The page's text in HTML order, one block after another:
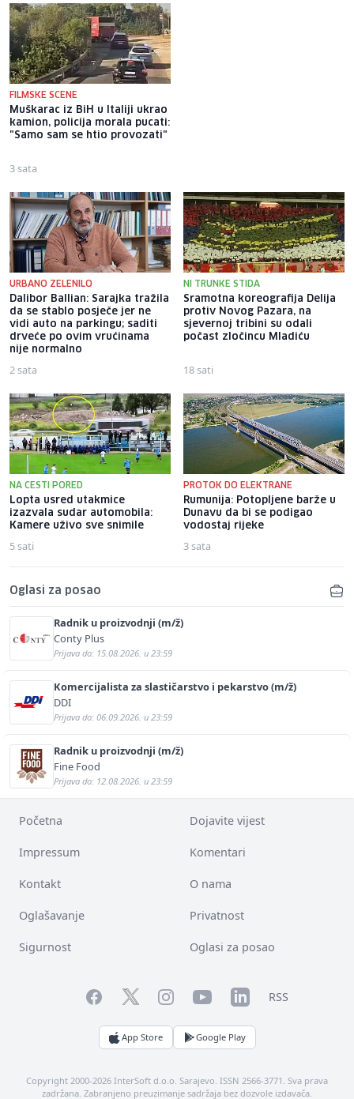
FILMSKE SCENE
Muškarac iz BiH u Italiji ukrao
kamion, policija morala pucati:
"Samo sam se htio provozati"
3 sata
URBANO ZELENILO
Dalibor Ballian: Sarajka tražila
da se stablo posječe jer ne
vidi auto na parkingu; saditi
drveće po ovim vrućinama
nije normalno
2 sata
NI TRUNKE STIDA
Sramotna koreografija Delija
protiv Novog Pazara, na
sjevernoj tribini su odali
počast zločincu Mladiću
18 sati
NA CESTI PORED
Lopta usred utakmice
izazvala sudar automobila:
Kamere uživo sve snimile
5 sati
PROTOK DO ELEKTRANE
Rumunija: Potopljene barže u
Dunavu da bi se podigao
vodostaj rijeke
3 sata
Oglasi za posao
Radnik u proizvodnji (m/ž)
Conty Plus
Prijava do: 15.08.2026. u 23:59
Komercijalista za slastičarstvo i pekarstvo (m/ž)
DDI
Prijava do: 06.09.2026. u 23:59
Radnik u proizvodnji (m/ž)
Fine Food
Prijava do: 12.08.2026. u 23:59
Početna Dojavite vijest
Impressum Komentari
Kontakt O nama
Oglašavanje Privatnost
Sigurnost Oglasi za posao
FacebookTwitterInstagramYouTubeLinkedInRSS
App Store Google Play
Copyright 2000-2026 InterSoft d.o.o. Sarajevo. ISSN 2566-3771. Sva prava
zadržana. Zabranjeno preuzimanje sadržaja bez dozvole izdavača.